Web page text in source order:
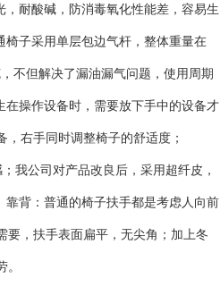
耐酸碱，防消毒氧化性能差，容易生
子采用单层包边气杆，整体重量在
不但解决了漏油漏气问题，使用周期
操作设备时，需要放下手中的设备才
右手同时调整椅子的舒适度；
我公司对产品改良后，采用超纤皮，
背：普通的椅子扶手都是考虑人向前
要，扶手表面扁平，无尖角；加上冬